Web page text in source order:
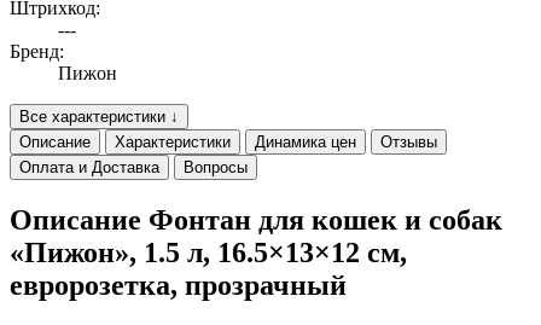
Штрихкод:
---
Бренд:
Пижон
Все характеристики ↓
Описание
Характеристики Динамика цен
Отзывы
Оплата и Доставка
Вопросы
Описание Фонтан для кошек и собак
«Пижон», 1.5 л, 16.5×13×12 см,
евророзетка, прозрачный